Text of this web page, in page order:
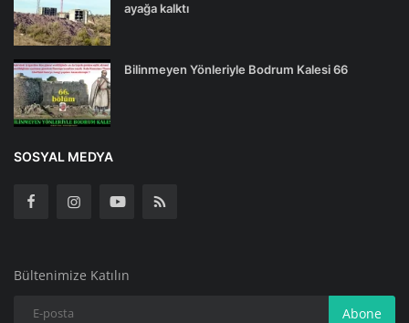
ayağa kalktı
Bilinmeyen Yönleriyle Bodrum Kalesi 66
SOSYAL MEDYA
Bültenimize Katılın
Abone